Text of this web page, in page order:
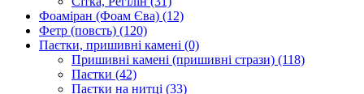
Фоаміран (Фоам Єва) (12)
Фетр (повсть) (120)
Паєтки, пришивні камені (0)
Пришивні камені (пришивні стрази) (118)
Паєтки (42)
Паєтки на нитці (33)